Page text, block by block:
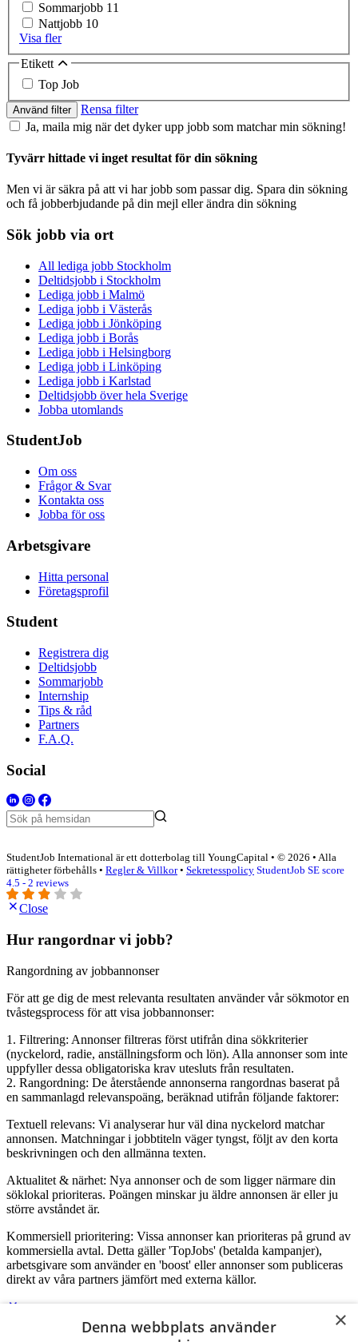
Sommarjobb 11
Nattjobb 10
Visa fler
Etikett
Top Job
Använd filter
Rensa filter
Ja, maila mig när det dyker upp jobb som matchar min sökning!
Tyvärr hittade vi inget resultat för din sökning
Men vi är säkra på att vi har jobb som passar dig. Spara din sökning
och få jobberbjudande på din mejl eller ändra din sökning
Sök jobb via ort
All lediga jobb Stockholm
Deltidsjobb i Stockholm
Lediga jobb i Malmö
Lediga jobb i Västerås
Lediga jobb i Jönköping
Lediga jobb i Borås
Lediga jobb i Helsingborg
Lediga jobb i Linköping
Lediga jobb i Karlstad
Deltidsjobb över hela Sverige
Jobba utomlands
StudentJob
Om oss
Frågor & Svar
Kontakta oss
Jobba för oss
Arbetsgivare
Hitta personal
Företagsprofil
Student
Registrera dig
Deltidsjobb
Sommarjobb
Internship
Tips & råd
Partners
F.A.Q.
Social
StudentJob International är ett dotterbolag till YoungCapital • © 2026 • Alla
rättigheter förbehålls • Regler & Villkor• Sekretesspolicy StudentJob SE score
4.5 - 2 reviews
Close
Hur rangordnar vi jobb?
Rangordning av jobbannonser
För att ge dig de mest relevanta resultaten använder vår sökmotor en
tvåstegsprocess för att visa jobbannonser:
1. Filtrering: Annonser filtreras först utifrån dina sökkriterier
(nyckelord, radie, anställningsform och lön). Alla annonser som inte
uppfyller dessa obligatoriska krav utesluts från resultaten.
2. Rangordning: De återstående annonserna rangordnas baserat på
en sammanlagd relevanspoäng, beräknad utifrån följande faktorer:
Textuell relevans: Vi analyserar hur väl dina nyckelord matchar
annonsen. Matchningar i jobbtiteln väger tyngst, följt av den korta
beskrivningen och den allmänna texten.
Aktualitet & närhet: Nya annonser och de som ligger närmare din
söklokal prioriteras. Poängen minskar ju äldre annonsen är eller ju
större avståndet är.
Kommersiell prioritering: Vissa annonser kan prioriteras på grund av
kommersiella avtal. Detta gäller 'TopJobs' (betalda kampanjer),
arbetsgivare som använder en 'boost' eller annonser som publiceras
direkt av våra partners jämfört med externa källor.
×
Denna webbplats använder